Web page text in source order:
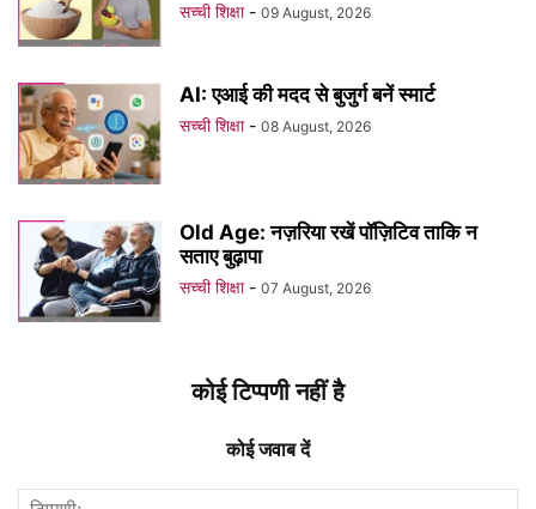
सच्ची शिक्षा - 09 August, 2026
AI: एआई की मदद से बुजुर्ग बनें स्मार्ट
सच्ची शिक्षा - 08 August, 2026
Old Age: नज़रिया रखें पॉज़िटिव ताकि न
सताए बुढ़ापा
सच्ची शिक्षा - 07 August, 2026
कोई टिप्पणी नहीं है
कोई जवाब दें